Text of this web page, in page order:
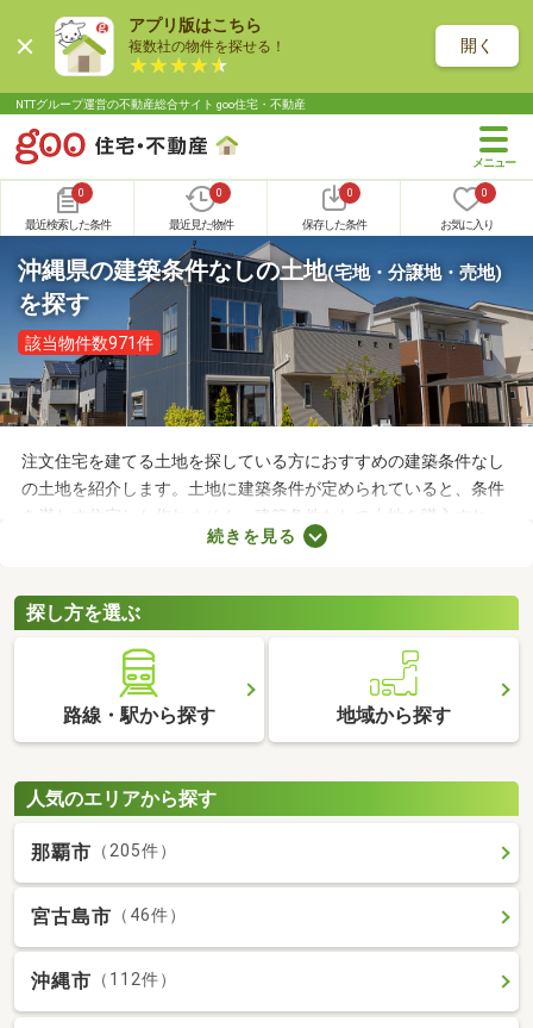
アプリ版はこちら
複数社の物件を探せる！ 開く
NTTグループ運営の不動産総合サイト goo住宅・不動産
0
最近検索した条件
0
最近見た物件
0
保存した条件
0
お気に入り
沖縄県の建築条件なしの土地(宅地・分譲地・売地)
を探す
該当物件数971件
注文住宅を建てる土地を探している方におすすめの建築条件なし
の土地を紹介します。土地に建築条件が定められていると、条件
を満たす住宅しか作れません。建築条件なしの土地を購入すれ
ば、自由度の高い注文住宅を建てられるため、家族全員の理想を
境をチェックして、好みの場所にある土地を購入しましょう。
続きを見る
探し方を選ぶ
路線・駅から探す 地域から探す
人気のエリアから探す
那覇市 （205件）
宮古島市 （46件）
沖縄市 （112件）